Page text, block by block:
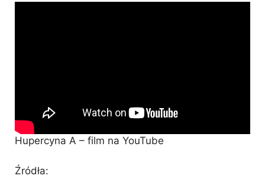
Hupercyna A – film na YouTube
Źródła: